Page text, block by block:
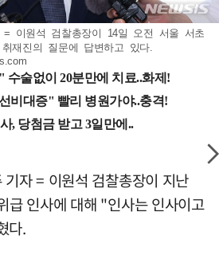
= 이원석 검찰총장이 14일 오전 서울 서초
재진의 질문에 답변하고 있다.
자 = 이원석 검찰총장이 지난
급 인사에 대해 "인사는 인사이고
다.